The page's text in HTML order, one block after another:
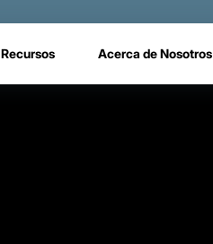
Recursos Acerca de Nosotros